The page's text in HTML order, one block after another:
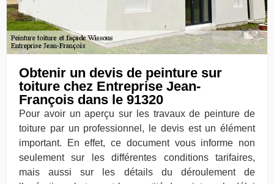
Obtenir un devis de peinture sur
toiture chez Entreprise Jean-
François dans le 91320
Pour avoir un aperçu sur les travaux de peinture de
toiture par un professionnel, le devis est un élément
important. En effet, ce document vous informe non
seulement sur les différentes conditions tarifaires,
mais aussi sur les détails du déroulement de